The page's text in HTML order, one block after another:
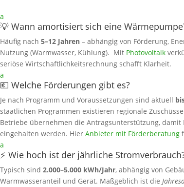
a
💡 Wann amortisiert sich eine
Häufig nach 5–12 Jahren – abhängig von Förderung,
Nutzung (Warmwasser, Kühlung). Mit Photovoltaik
seriöse Wirtschaftlichkeitsrechnung schafft Klarheit.
a
💶 Welche Förderungen gibt es?
Je nach Programm und Voraussetzungen sind aktuell
staatlichen Programmen existieren regionale
Betriebe übernehmen die Antragsunterstützung, damit
eingehalten werden. Hier Anbieter mit Förderberatung
a
⚡ Wie hoch ist der jährliche
Typisch sind 2.000–5.000 kWh/Jahr, abhängig von
Warmwasseranteil und Gerät. Maßgeblich ist die